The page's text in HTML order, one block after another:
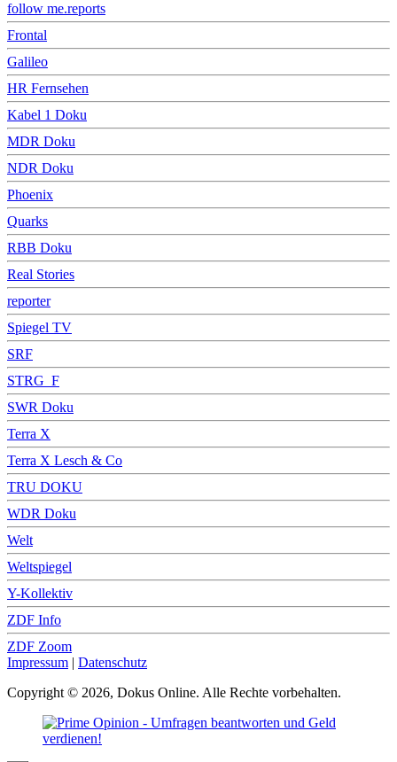
follow me.reports
Frontal
Galileo
HR Fernsehen
Kabel 1 Doku
MDR Doku
NDR Doku
Phoenix
Quarks
RBB Doku
Real Stories
reporter
Spiegel TV
SRF
STRG_F
SWR Doku
Terra X
Terra X Lesch & Co
TRU DOKU
WDR Doku
Welt
Weltspiegel
Y-Kollektiv
ZDF Info
ZDF Zoom
Impressum | Datenschutz
Copyright © 2026, Dokus Online. Alle Rechte vorbehalten.